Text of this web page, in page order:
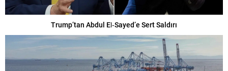
Trump’tan Abdul El‑Sayed’e Sert Saldırı